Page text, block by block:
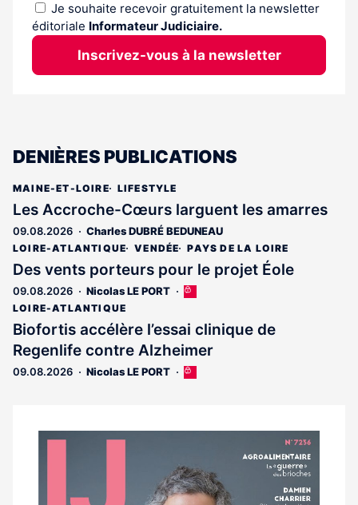
Je souhaite recevoir gratuitement la newsletter
éditoriale Informateur Judiciaire.
Inscrivez-vous à la newsletter
DENIÈRES PUBLICATIONS
MAINE-ET-LOIRE LIFESTYLE
Les Accroche-Cœurs larguent les amarres
09.08.2026 Charles DUBRÉ BEDUNEAU
LOIRE-ATLANTIQUE VENDÉE PAYS DE LA LOIRE
Des vents porteurs pour le projet Éole
09.08.2026 Nicolas LE PORT
Cet
est
réservé
aux
abonnés
LOIRE-ATLANTIQUE
Biofortis accélère l’essai clinique de
Regenlife contre Alzheimer
09.08.2026 Nicolas LE PORT
Cet
aux
Notre
magazine